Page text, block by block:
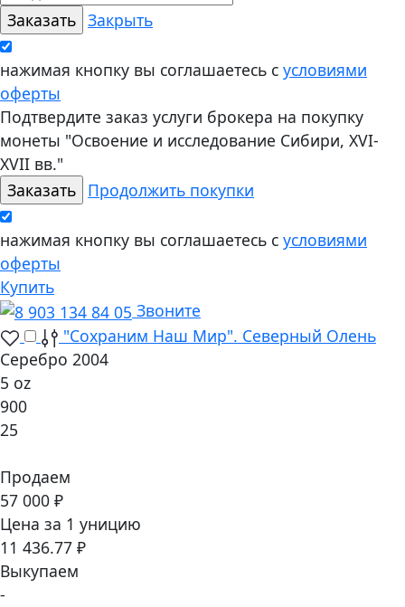
Закрыть
нажимая кнопку вы соглашаетесь с условиями
оферты
Подтвердите заказ услуги брокера на покупку
монеты "Освоение и исследование Сибири, XVI-
XVII вв."
Продолжить покупки
нажимая кнопку вы соглашаетесь с условиями
оферты
Купить
Звоните
"Сохраним Наш Мир". Северный Олень
Серебро 2004
5 oz
900
25
Продаем
57 000 ₽
Цена за 1 уницию
11 436.77 ₽
Выкупаем
-